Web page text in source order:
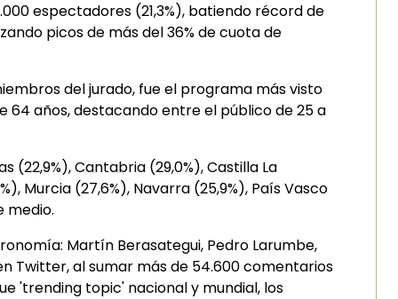
espectadores (21,3%), batiendo récord de
picos de más del 36% de cuota de
del jurado, fue el programa más visto
años, destacando entre el público de 25 a
(22,9%), Cantabria (29,0%), Castilla La
Murcia (27,6%), Navarra (25,9%), País Vasco
medio.
Martín Berasategui, Pedro Larumbe,
Twitter, al sumar más de 54.600 comentarios
'trending topic' nacional y mundial, los